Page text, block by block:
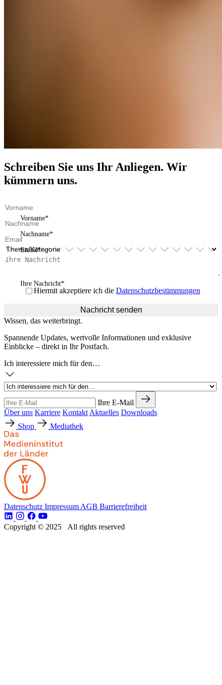
Schreiben Sie uns Ihr Anliegen. Wir
kümmern uns.
Vorname
Nachname
Email
Ihre Nachricht*
Hiermit akzeptiere ich die Datenschutzbestimmungen
Nachricht senden
Wissen, das weiterbringt.
Spannende Updates, wertvolle Informationen und exklusive
Einblicke – direkt in Ihr Postfach.
Ich interessiere mich für den…
Ihre E-Mail
Über uns Karriere Kontakt Aktuelles Downloads
Shop
Mediathek
Datenschutz Impressum AGB Barrierefreiheit
Copyright © 2025 All rights reserved